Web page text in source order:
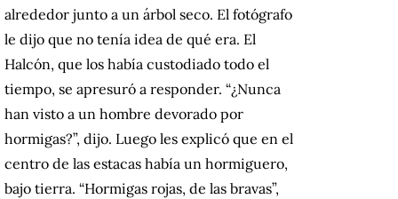
alrededor junto a un árbol seco. El fotógrafo
le dijo que no tenía idea de qué era. El
Halcón, que los había custodiado todo el
tiempo, se apresuró a responder. “¿Nunca
han visto a un hombre devorado por
hormigas?”, dijo. Luego les explicó que en el
centro de las estacas había un hormiguero,
bajo tierra. “Hormigas rojas, de las bravas”,